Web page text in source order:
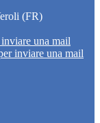
(FR)
una mail
inviare una mail